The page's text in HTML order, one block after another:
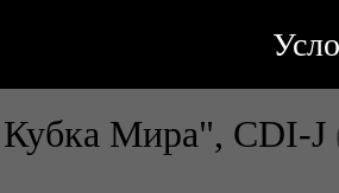
Мира", CDI-J